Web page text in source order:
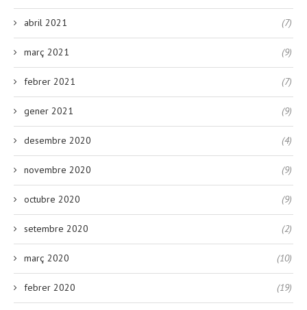
abril 2021 (7)
març 2021 (9)
febrer 2021 (7)
gener 2021 (9)
desembre 2020 (4)
novembre 2020 (9)
octubre 2020 (9)
setembre 2020 (2)
març 2020 (10)
febrer 2020 (19)